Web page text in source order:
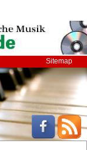
Sitemap